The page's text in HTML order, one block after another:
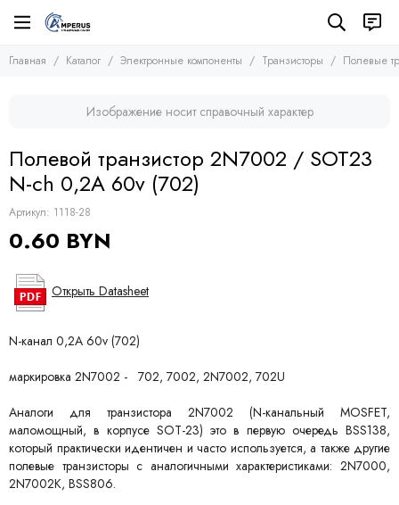
Электронные компоненты
Транзисторы
Транзисторы
Биполярные транзисторы (BJTs)
Тиристоры и симисторы
Модули
Резисторы
Предохранители
Дроссели
Фоточувствительные элементы
Устройства защиты
Главная Каталог Электронные компоненты Транзисторы Полевые
Изображение носит справочный характер
Полевой транзистор 2N7002 / SOT23
N-ch 0,2A 60v (702)
Артикул: 1118-28
0.60 BYN
Открыть Datasheet
N-канал 0,2A 60v (702)
маркировка 2N7002 - 702, 7002, 2N7002, 702U
Аналоги для транзистора 2N7002 (N-канальный MOSFET,
маломощный, в корпусе SOT-23) это в первую очередь BSS138,
который практически идентичен и часто используется, а также другие
полевые транзисторы с аналогичными характеристиками: 2N7000,
2N7002K, BSS806.